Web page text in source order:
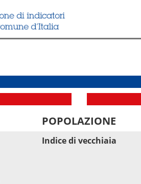
POPOLAZIONE
Indice di vecchiaia